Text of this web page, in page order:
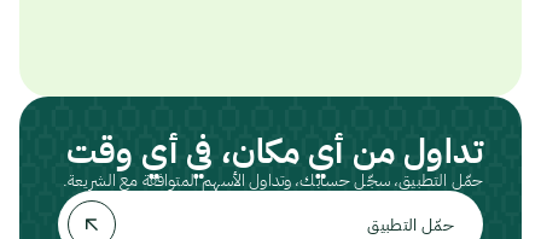
تداول من أي مكان، في أي وقت
حمّل التطبيق، سجّل حسابك، وتداول الأسهم المتوافقة مع الشريعة.
حمّل التطبيق